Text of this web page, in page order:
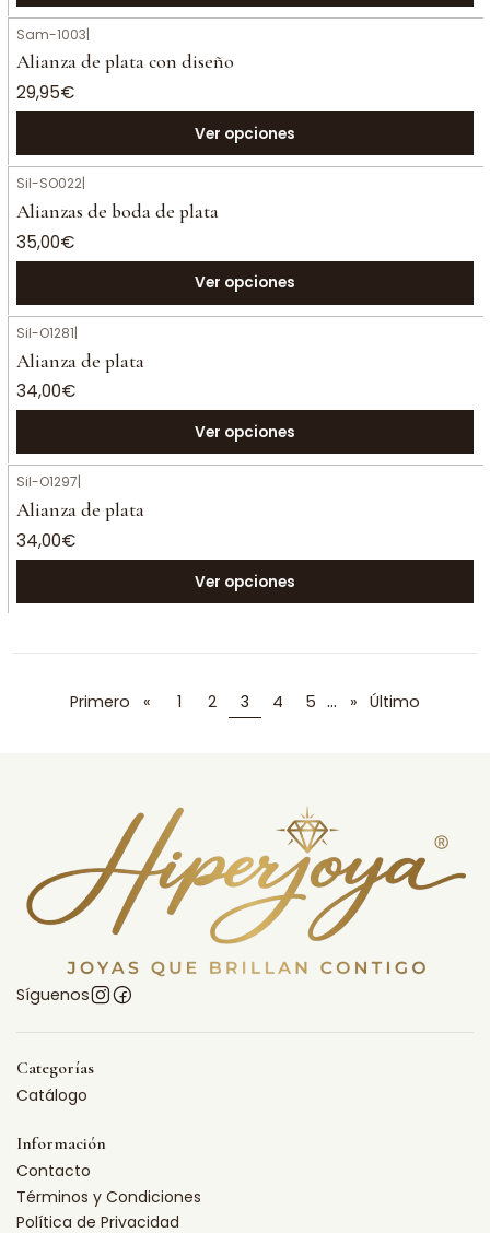
Sam-1003|
Alianza de plata con diseño
29,95€
Ver opciones
Sil-SO022|
Alianzas de boda de plata
35,00€
Ver opciones
Sil-O1281|
Alianza de plata
34,00€
Ver opciones
Sil-O1297|
Alianza de plata
34,00€
Ver opciones
Primero « 1 2 3 4 5 ... » Último
Síguenos
Categorías
Catálogo
Información
Contacto
Términos y Condiciones
Política de Privacidad